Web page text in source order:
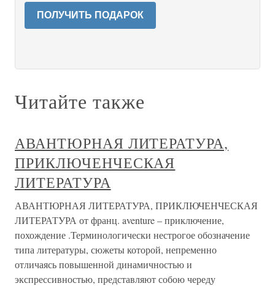
ПОЛУЧИТЬ ПОДАРОК
Читайте также
АВАНТЮРНАЯ ЛИТЕРАТУРА,
ПРИКЛЮЧЕНЧЕСКАЯ
ЛИТЕРАТУРА
АВАНТЮРНАЯ ЛИТЕРАТУРА, ПРИКЛЮЧЕНЧЕСКАЯ
ЛИТЕРАТУРА от франц. aventure – приключение,
похождение .Терминологически нестрогое обозначение
типа литературы, сюжеты которой, непременно
отличаясь повышенной динамичностью и
экспрессивностью, представляют собою череду